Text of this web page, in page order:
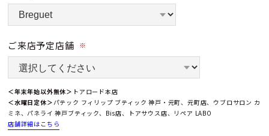
ご来店予定店舗 ※
＜年末年始以外無休＞ トアロード本店
＜水曜日定休＞ パテック フィリップ ブティック 神戸・元町、元町店、ウブロサロン カ
ミネ、パネライ 神戸ブティック、Bis店、トアサウス店、リペア LABO
店舗詳細はこちら